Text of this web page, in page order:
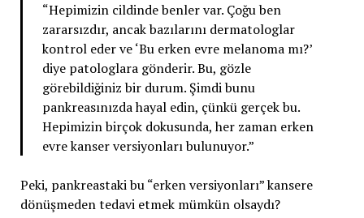
“Hepimizin cildinde benler var. Çoğu ben
zararsızdır, ancak bazılarını dermatologlar
kontrol eder ve ‘Bu erken evre melanoma mı?’
diye patologlara gönderir. Bu, gözle
görebildiğiniz bir durum. Şimdi bunu
pankreasınızda hayal edin, çünkü gerçek bu.
Hepimizin birçok dokusunda, her zaman erken
evre kanser versiyonları bulunuyor.”
Peki, pankreastaki bu “erken versiyonları” kansere
dönüşmeden tedavi etmek mümkün olsaydı?